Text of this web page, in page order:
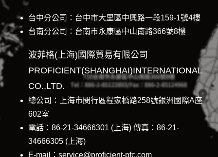
台中分公司：台中市大里區中興路一段159-1號4樓
台南分公司：台南市永康區中山南路366號8樓
波菲格(上海)國際貿易有限公司
PROFICIENT(SHANGHAI)INTERNATIONAL
CO.,LTD.
總公司：上海市閔行區程家橋路258號銀洲國際A座
602室
電話：86-21-34666301 (上海) 傳真：86-21-
34666305 (上海)
E-mail：service@proficient-pfc.com